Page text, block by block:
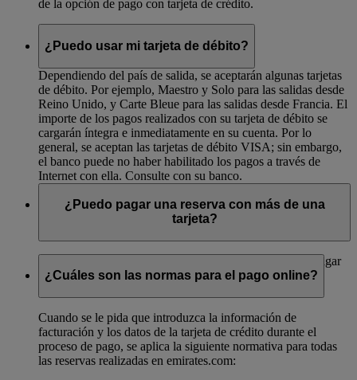
de la opción de pago con tarjeta de crédito.
¿Puedo usar mi tarjeta de débito?
Dependiendo del país de salida, se aceptarán algunas tarjetas
de débito. Por ejemplo, Maestro y Solo para las salidas desde
Reino Unido, y Carte Bleue para las salidas desde Francia. El
importe de los pagos realizados con su tarjeta de débito se
cargarán íntegra e inmediatamente en su cuenta. Por lo
general, se aceptan las tarjetas de débito VISA; sin embargo,
el banco puede no haber habilitado los pagos a través de
Internet con ella. Consulte con su banco.
¿Puedo pagar una reserva con más de una
tarjeta?
Actualmente, emirates.com no ofrece la posibilidad de pagar
una misma reserva con más de una tarjeta de crédito.
¿Cuáles son las normas para el pago online?
Cuando se le pida que introduzca la información de
facturación y los datos de la tarjeta de crédito durante el
proceso de pago, se aplica la siguiente normativa para todas
las reservas realizadas en emirates.com: